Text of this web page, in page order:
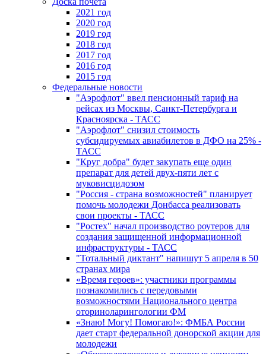
2021 год
2020 год
2019 год
2018 год
2017 год
2016 год
2015 год
Федеральные новости
"Аэрофлот" ввел пенсионный тариф на
рейсах из Москвы, Санкт-Петербурга и
Красноярска - ТАСС
"Аэрофлот" снизил стоимость
субсидируемых авиабилетов в ДФО на 25% -
ТАСС
"Круг добра" будет закупать еще один
препарат для детей двух-пяти лет с
муковисцидозом
"Россия - страна возможностей" планирует
помочь молодежи Донбасса реализовать
свои проекты - ТАСС
"Ростех" начал производство роутеров для
создания защищенной информационной
инфраструктуры - ТАСС
"Тотальный диктант" напишут 5 апреля в 50
странах мира
«Время героев»: участники программы
познакомились с передовыми
возможностями Национального центра
оториноларингологии ФМ
«Знаю! Могу! Помогаю!»: ФМБА России
дает старт федеральной донорской акции для
молодежи